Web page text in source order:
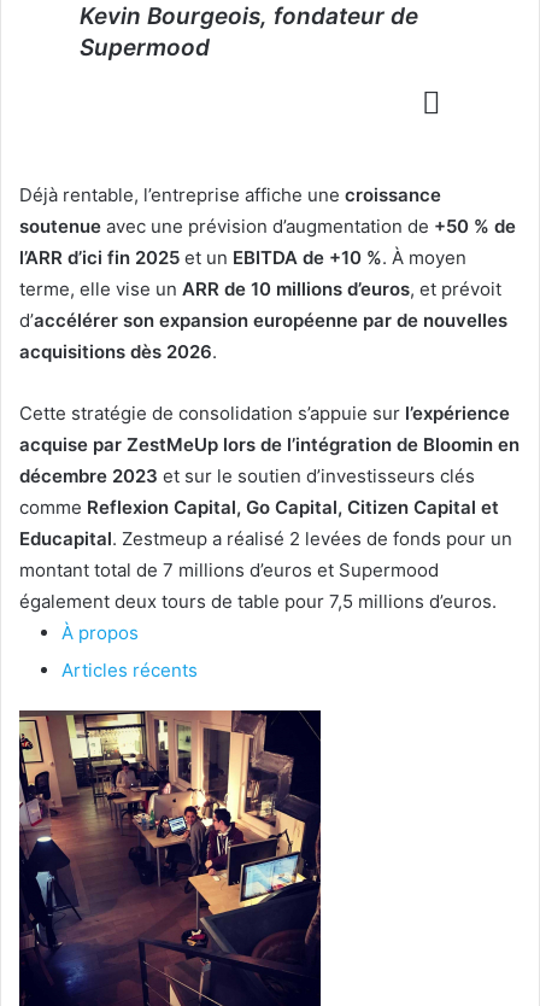
Kevin Bourgeois, fondateur de
Supermood
Déjà rentable, l’entreprise affiche une croissance
soutenue avec une prévision d’augmentation de +50 % de
l’ARR d’ici fin 2025 et un EBITDA de +10 %. À moyen
terme, elle vise un ARR de 10 millions d’euros, et prévoit
d’accélérer son expansion européenne par de nouvelles
acquisitions dès 2026.
Cette stratégie de consolidation s’appuie sur l’expérience
acquise par ZestMeUp lors de l’intégration de Bloomin en
décembre 2023 et sur le soutien d’investisseurs clés
comme Reflexion Capital, Go Capital, Citizen Capital et
Educapital. Zestmeup a réalisé 2 levées de fonds pour un
montant total de 7 millions d’euros et Supermood
également deux tours de table pour 7,5 millions d’euros.
À propos
Articles récents